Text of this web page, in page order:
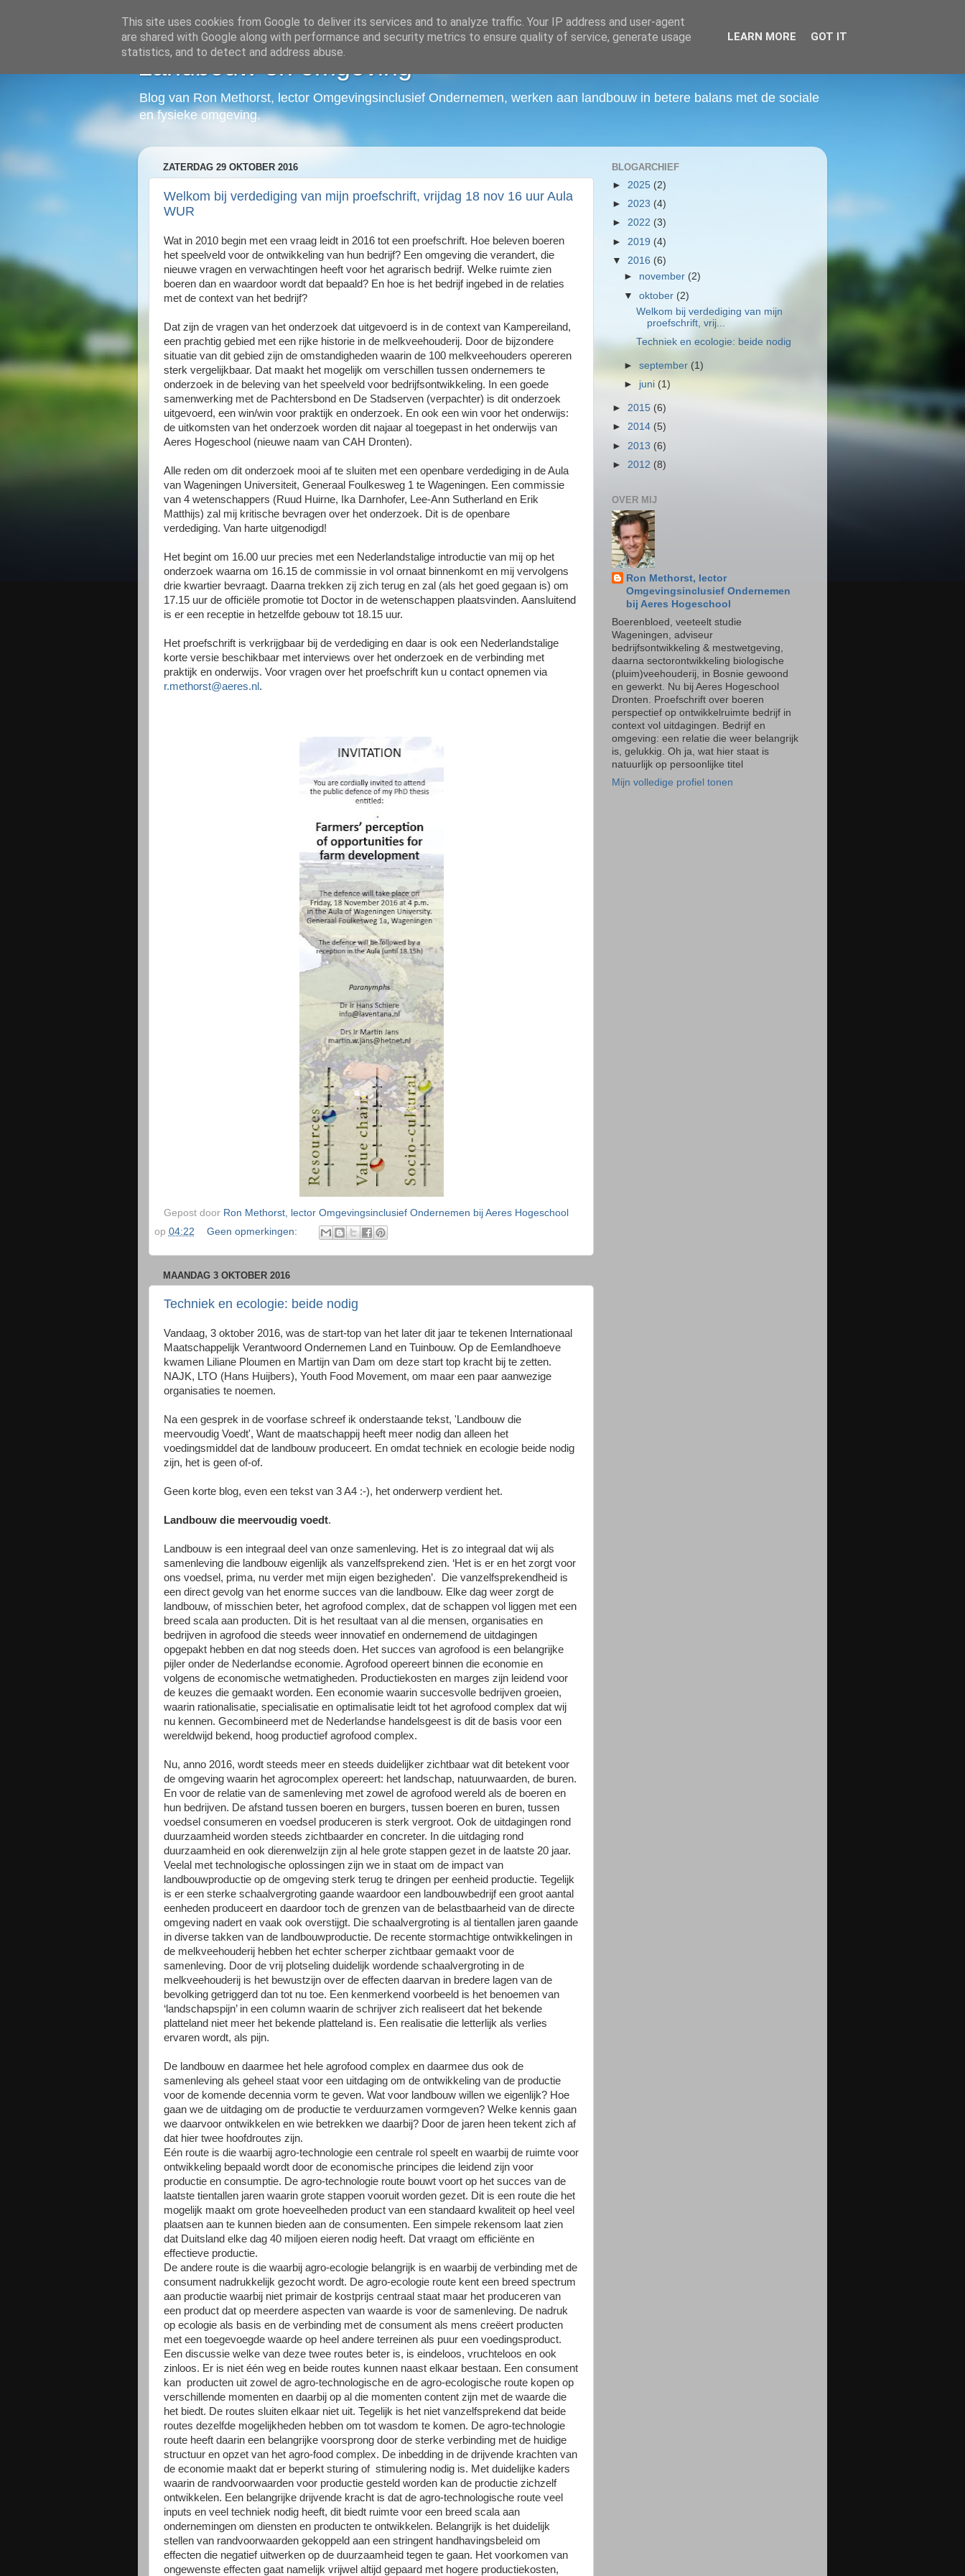
Landbouw en omgeving
Blog van Ron Methorst, lector Omgevingsinclusief Ondernemen, werken aan landbouw in betere balans met de sociale
en fysieke omgeving.
ZATERDAG 29 OKTOBER 2016
Welkom bij verdediging van mijn proefschrift, vrijdag 18 nov 16 uur Aula
WUR
Wat in 2010 begin met een vraag leidt in 2016 tot een proefschrift. Hoe beleven boeren
het speelveld voor de ontwikkeling van hun bedrijf? Een omgeving die verandert, die
nieuwe vragen en verwachtingen heeft voor het agrarisch bedrijf. Welke ruimte zien
boeren dan en waardoor wordt dat bepaald? En hoe is het bedrijf ingebed in de relaties
met de context van het bedrijf?
Dat zijn de vragen van het onderzoek dat uitgevoerd is in de context van Kampereiland,
een prachtig gebied met een rijke historie in de melkveehouderij. Door de bijzondere
situatie van dit gebied zijn de omstandigheden waarin de 100 melkveehouders opereren
sterk vergelijkbaar. Dat maakt het mogelijk om verschillen tussen ondernemers te
onderzoek in de beleving van het speelveld voor bedrijfsontwikkeling. In een goede
samenwerking met de Pachtersbond en De Stadserven (verpachter) is dit onderzoek
uitgevoerd, een win/win voor praktijk en onderzoek. En ook een win voor het onderwijs:
de uitkomsten van het onderzoek worden dit najaar al toegepast in het onderwijs van
Aeres Hogeschool (nieuwe naam van CAH Dronten) .
Alle reden om dit onderzoek mooi af te sluiten met een openbare verdediging in de Aula
van Wageningen Universiteit, Generaal Foulkesweg 1 te Wageningen. Een commissie
van 4 wetenschappers (Ruud Huirne, Ika Darnhofer, Lee-Ann Sutherland en Erik
Matthijs) zal mij kritische bevragen over het onderzoek. Dit is de openbare
verdediging. Van harte uitgenodigd!
Het begint om 16.00 uur precies met een Nederlandstalige introductie van mij op het
onderzoek waarna om 16.15 de commissie in vol ornaat binnenkomt en mij vervolgens
drie kwartier bevraagt. Daarna trekken zij zich terug en zal (als het goed gegaan is) om
17.15 uur de officiële promotie tot Doctor in de wetenschappen plaatsvinden. Aansluitend
is er een receptie in hetzelfde gebouw tot 18.15 uur.
Het proefschrift is verkrijgbaar bij de verdediging en daar is ook een Nederlandstalige
korte versie beschikbaar met interviews over het onderzoek en de verbinding met
praktijk en onderwijs. Voor vragen over het proefschrift kun u contact opnemen via
r.methorst@aeres.nl .
Gepost door Ron Methorst, lector Omgevingsinclusief Ondernemen bij Aeres Hogeschool
op 04:22 Geen opmerkingen:
MAANDAG 3 OKTOBER 2016
Techniek en ecologie: beide nodig
Vandaag, 3 oktober 2016, was de start-top van het later dit jaar te tekenen Internationaal
Maatschappelijk Verantwoord Ondernemen Land en Tuinbouw. Op de Eemlandhoeve
kwamen Liliane Ploumen en Martijn van Dam om deze start top kracht bij te zetten.
NAJK, LTO (Hans Huijbers), Youth Food Movement, om maar een paar aanwezige
organisaties te noemen.
Na een gesprek in de voorfase schreef ik onderstaande tekst, 'Landbouw die
meervoudig Voedt', Want de maatschappij heeft meer nodig dan alleen het
voedingsmiddel dat de landbouw produceert. En omdat techniek en ecologie beide nodig
zijn, het is geen of-of.
Geen korte blog, even een tekst van 3 A4 :-), het onderwerp verdient het.
Landbouw die meervoudig voedt.
Landbouw is een integraal deel van onze samenleving. Het is zo integraal dat wij als
samenleving die landbouw eigenlijk als vanzelfsprekend zien. ‘Het is er en het zorgt voor
ons voedsel, prima, nu verder met mijn eigen bezigheden’. Die vanzelfsprekendheid is
een direct gevolg van het enorme succes van die landbouw. Elke dag weer zorgt de
landbouw, of misschien beter, het agrofood complex, dat de schappen vol liggen met een
breed scala aan producten. Dit is het resultaat van al die mensen, organisaties en
bedrijven in agrofood die steeds weer innovatief en ondernemend de uitdagingen
opgepakt hebben en dat nog steeds doen. Het succes van agrofood is een belangrijke
pijler onder de Nederlandse economie. Agrofood opereert binnen die economie en
volgens de economische wetmatigheden. Productiekosten en marges zijn leidend voor
de keuzes die gemaakt worden. Een economie waarin succesvolle bedrijven groeien,
waarin rationalisatie, specialisatie en optimalisatie leidt tot het agrofood complex dat wij
nu kennen. Gecombineerd met de Nederlandse handelsgeest is dit de basis voor een
wereldwijd bekend, hoog productief agrofood complex.
Nu, anno 2016, wordt steeds meer en steeds duidelijker zichtbaar wat dit betekent voor
de omgeving waarin het agrocomplex opereert: het landschap, natuurwaarden, de buren.
En voor de relatie van de samenleving met zowel de agrofood wereld als de boeren en
hun bedrijven. De afstand tussen boeren en burgers, tussen boeren en buren, tussen
voedsel consumeren en voedsel produceren is sterk vergroot. Ook de uitdagingen rond
duurzaamheid worden steeds zichtbaarder en concreter. In die uitdaging rond
duurzaamheid en ook dierenwelzijn zijn al hele grote stappen gezet in de laatste 20 jaar.
Veelal met technologische oplossingen zijn we in staat om de impact van
landbouwproductie op de omgeving sterk terug te dringen per eenheid productie. Tegelijk
is er een sterke schaalvergroting gaande waardoor een landbouwbedrijf een groot aantal
eenheden produceert en daardoor toch de grenzen van de belastbaarheid van de directe
omgeving nadert en vaak ook overstijgt. Die schaalvergroting is al tientallen jaren gaande
in diverse takken van de landbouwproductie. De recente stormachtige ontwikkelingen in
de melkveehouderij hebben het echter scherper zichtbaar gemaakt voor de
samenleving. Door de vrij plotseling duidelijk wordende schaalvergroting in de
melkveehouderij is het bewustzijn over de effecten daarvan in bredere lagen van de
bevolking getriggerd dan tot nu toe. Een kenmerkend voorbeeld is het benoemen van
‘landschapspijn’ in een column waarin de schrijver zich realiseert dat het bekende
platteland niet meer het bekende platteland is. Een realisatie die letterlijk als verlies
ervaren wordt, als pijn.
De landbouw en daarmee het hele agrofood complex en daarmee dus ook de
samenleving als geheel staat voor een uitdaging om de ontwikkeling van de productie
voor de komende decennia vorm te geven. Wat voor landbouw willen we eigenlijk? Hoe
gaan we de uitdaging om de productie te verduurzamen vormgeven? Welke kennis gaan
we daarvoor ontwikkelen en wie betrekken we daarbij? Door de jaren heen tekent zich af
dat hier twee hoofdroutes zijn.
Eén route is die waarbij agro-technologie een centrale rol speelt en waarbij de ruimte voor
ontwikkeling bepaald wordt door de economische principes die leidend zijn voor
productie en consumptie. De agro-technologie route bouwt voort op het succes van de
laatste tientallen jaren waarin grote stappen vooruit worden gezet. Dit is een route die het
mogelijk maakt om grote hoeveelheden product van een standaard kwaliteit op heel veel
plaatsen aan te kunnen bieden aan de consumenten. Een simpele rekensom laat zien
dat Duitsland elke dag 40 miljoen eieren nodig heeft. Dat vraagt om efficiënte en
effectieve productie.
De andere route is die waarbij agro-ecologie belangrijk is en waarbij de verbinding met de
consument nadrukkelijk gezocht wordt. De agro-ecologie route kent een breed spectrum
aan productie waarbij niet primair de kostprijs centraal staat maar het produceren van
een product dat op meerdere aspecten van waarde is voor de samenleving. De nadruk
op ecologie als basis en de verbinding met de consument als mens creëert producten
met een toegevoegde waarde op heel andere terreinen als puur een voedingsproduct.
Een discussie welke van deze twee routes beter is, is eindeloos, vruchteloos en ook
zinloos. Er is niet één weg en beide routes kunnen naast elkaar bestaan. Een consument
kan producten uit zowel de agro-technologische en de agro-ecologische route kopen op
verschillende momenten en daarbij op al die momenten content zijn met de waarde die
het biedt. De routes sluiten elkaar niet uit. Tegelijk is het niet vanzelfsprekend dat beide
routes dezelfde mogelijkheden hebben om tot wasdom te komen. De agro-technologie
route heeft daarin een belangrijke voorsprong door de sterke verbinding met de huidige
structuur en opzet van het agro-food complex. De inbedding in de drijvende krachten van
de economie maakt dat er beperkt sturing of stimulering nodig is. Met duidelijke kaders
waarin de randvoorwaarden voor productie gesteld worden kan de productie zichzelf
ontwikkelen. Een belangrijke drijvende kracht is dat de agro-technologische route veel
inputs en veel techniek nodig heeft, dit biedt ruimte voor een breed scala aan
ondernemingen om diensten en producten te ontwikkelen. Belangrijk is het duidelijk
stellen van randvoorwaarden gekoppeld aan een stringent handhavingsbeleid om
effecten die negatief uitwerken op de duurzaamheid tegen te gaan. Het voorkomen van
ongewenste effecten gaat namelijk vrijwel altijd gepaard met hogere productiekosten,
BLOGARCHIEF
► 2025 (2)
► 2023 (4)
► 2022 (3)
► 2019 (4)
▼ 2016 (6)
► november (2)
▼oktober (2)
Welkom bij verdediging van mijn
proefschrift, vrij...
Techniek en ecologie: beide nodig
►september (1)
► juni (1)
► 2015 (6)
► 2014 (5)
► 2013 (6)
► 2012 (8)
OVER MIJ
Ron Methorst, lector
Omgevingsinclusief Ondernemen
bij Aeres Hogeschool
Boerenbloed, veeteelt studie
Wageningen, adviseur
bedrijfsontwikkeling & mestwetgeving,
daarna sectorontwikkeling biologische
(pluim)veehouderij, in Bosnie gewoond
en gewerkt. Nu bij Aeres Hogeschool
Dronten. Proefschrift over boeren
perspectief op ontwikkelruimte bedrijf in
context vol uitdagingen. Bedrijf en
omgeving: een relatie die weer belangrijk
is, gelukkig. Oh ja, wat hier staat is
natuurlijk op persoonlijke titel
Mijn volledige profiel tonen
This site uses cookies from Google to deliver its services and to analyze traffic. Your IP address and user-agent
are shared with Google along with performance and security metrics to ensure quality of service, generate usage
statistics, and to detect and address abuse.
LEARN MORE GOT IT